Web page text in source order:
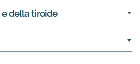
della tiroide